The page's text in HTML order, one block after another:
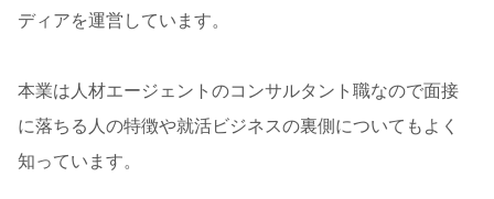
ディアを運営しています。
本業は人材エージェントのコンサルタント職なので面接
に落ちる人の特徴や就活ビジネスの裏側についてもよく
知っています。